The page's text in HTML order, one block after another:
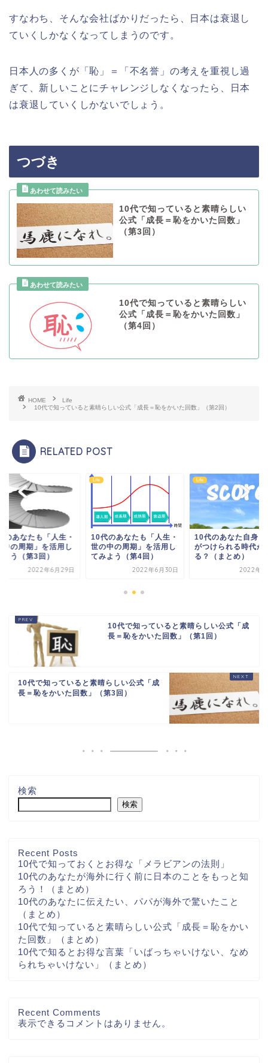
すなわち、そんな会社ばかりだったら、日本は衰退し
ていくしかなくなってしまうのです。
日本人の多くが「恥」＝「不名誉」の考えを重視し過
ぎて、新しいことにチャレンジしなくなったら、日本
は衰退していくしかないでしょう。
つづき
10代で知っていると素晴らしい
公式「成長＝恥をかいた回数」
（第3回）
10代で知っていると素晴らしい
公式「成長＝恥をかいた回数」
（第4回）
HOME
Life
10代で知っていると素晴らしい公式「成長＝恥をかいた回数」（第2回）
RELATED POST
のあなたも「人生・
中の周期」を活用し
よう（第3回）
2022年6月29日
Life
10代のあなたも「人生・
世の中の周期」を活用し
てみよう（第4回）
2022年6月30日
Life
10代のあなた自身に
がつけられる時代が
る？（まとめ）
2022年8
10代で知っていると素晴らしい公式「成
長＝恥をかいた回数」（第1回）
10代で知っていると素晴らしい公式「成
長＝恥をかいた回数」（第3回）
検索
検索
Recent Posts
10代で知っておくとお得な「メラビアンの法則」
10代のあなたが海外に行く前に日本のことをもっと知
ろう！（まとめ）
10代のあなたに伝えたい、パパが海外で驚いたこと
（まとめ）
10代で知っていると素晴らしい公式「成長＝恥をかい
た回数」（まとめ）
10代で知るとお得な言葉「いばっちゃいけない、なめ
られちゃいけない」（まとめ）
Recent Comments
表示できるコメントはありません。